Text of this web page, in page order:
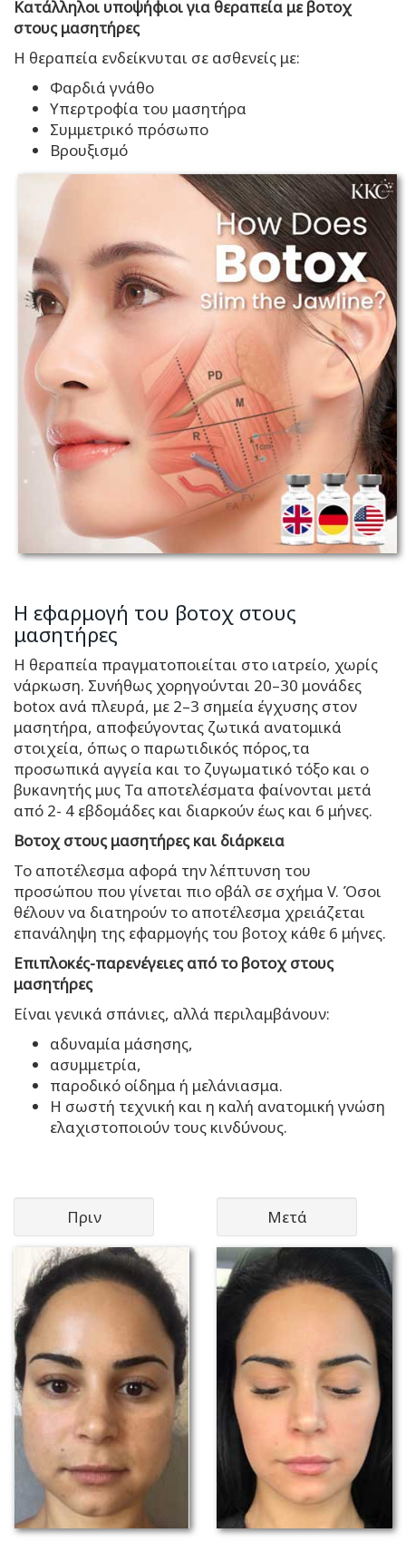
Κατάλληλοι υποψήφιοι για θεραπεία με βοτοχ
στους μασητήρες
Η θεραπεία ενδείκνυται σε ασθενείς με:
Φαρδιά γνάθο
Υπερτροφία του μασητήρα
Συμμετρικό πρόσωπο
Βρουξισμό
Η εφαρμογή του βοτοχ στους
μασητήρες
Η θεραπεία πραγματοποιείται στο ιατρείο, χωρίς
νάρκωση. Συνήθως χορηγούνται 20–30 μονάδες
botox ανά πλευρά, με 2–3 σημεία έγχυσης στον
μασητήρα, αποφεύγοντας ζωτικά ανατομικά
στοιχεία, όπως ο παρωτιδικός πόρος,τα
προσωπικά αγγεία και το ζυγωματικό τόξο και ο
βυκανητής μυς Τα αποτελέσματα φαίνονται μετά
από 2- 4 εβδομάδες και διαρκούν έως και 6 μήνες.
Βοτοχ στους μασητήρες και διάρκεια
Το αποτέλεσμα αφορά την λέπτυνση του
προσώπου που γίνεται πιο οβάλ σε σχήμα V. Όσοι
θέλουν να διατηρούν το αποτέλεσμα χρειάζεται
επανάληψη της εφαρμογής του βοτοχ κάθε 6 μήνες.
Επιπλοκές-παρενέγειες από το βοτοχ στους
μασητήρες
Είναι γενικά σπάνιες, αλλά περιλαμβάνουν:
αδυναμία μάσησης,
ασυμμετρία,
παροδικό οίδημα ή μελάνιασμα.
Η σωστή τεχνική και η καλή ανατομική γνώση
ελαχιστοποιούν τους κινδύνους.
Πριν Μετά